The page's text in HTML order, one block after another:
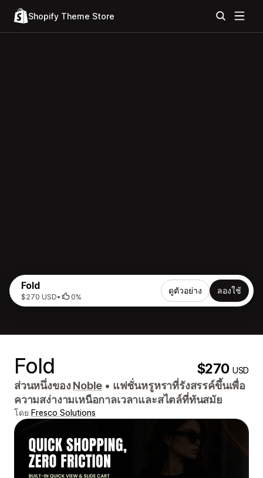
Shopify Theme Store
Fold
$270 USD• 0%
ดูตัวอย่าง ลองใช้
Fold $270USD
ส่วนหนึ่งของNoble • แฟชั่นหรูหราที่รังสรรค์ขึ้นเพื่อ
ความสง่างามเหนือกาลเวลาและสไตล์ที่ทันสมัย
โดย Fresco Solutions